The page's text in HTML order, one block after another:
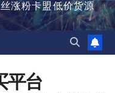
涨粉卡盟低价货源
平台